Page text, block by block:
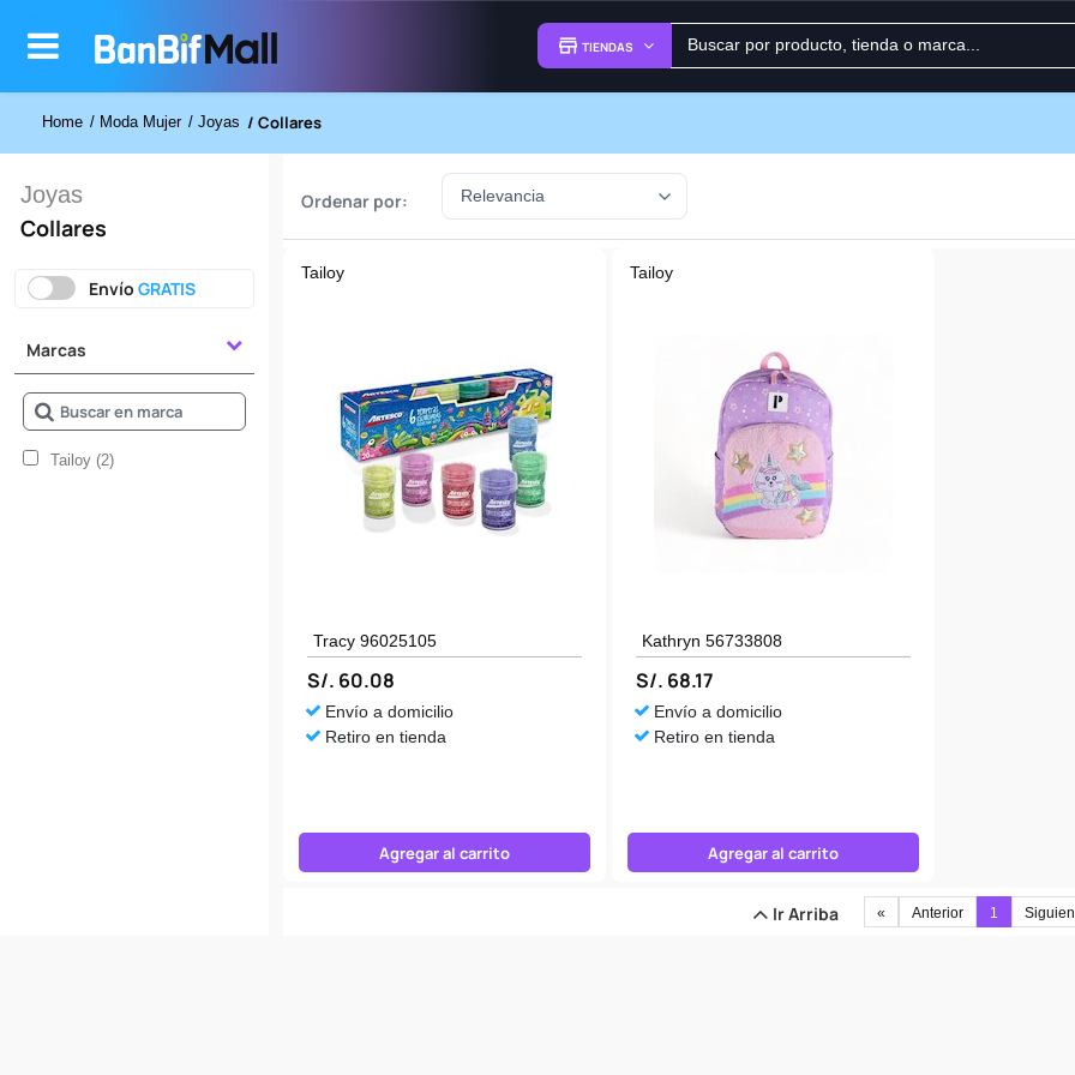
TIENDAS
Home / Moda Mujer / Joyas / Collares
Joyas
Collares
Envío GRATIS
Marcas
Tailoy (2)
Ordenar por:
Tailoy
Tracy 96025105
S/. 60.08
Envío a domicilio
Retiro en tienda
Agregar al carrito
Tailoy
Kathryn 56733808
S/. 68.17
Envío a domicilio
Retiro en tienda
Agregar al carrito
Ir Arriba « Anterior 1